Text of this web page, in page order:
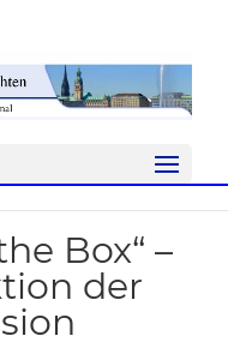
Box“ –
der